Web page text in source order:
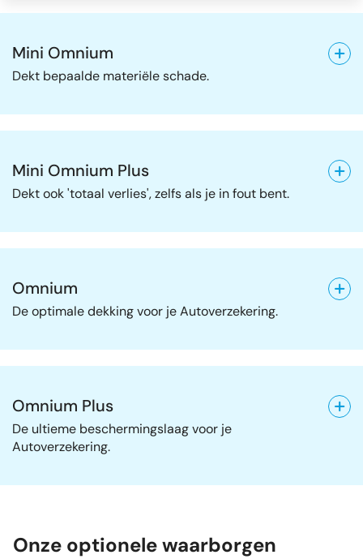
Mini Omnium
Dekt bepaalde materiële schade.
Mini Omnium Plus
Dekt ook 'totaal verlies', zelfs als je in fout bent.
Omnium
De optimale dekking voor je Autoverzekering.
Omnium Plus
De ultieme beschermingslaag voor je
Autoverzekering.
Onze optionele waarborgen